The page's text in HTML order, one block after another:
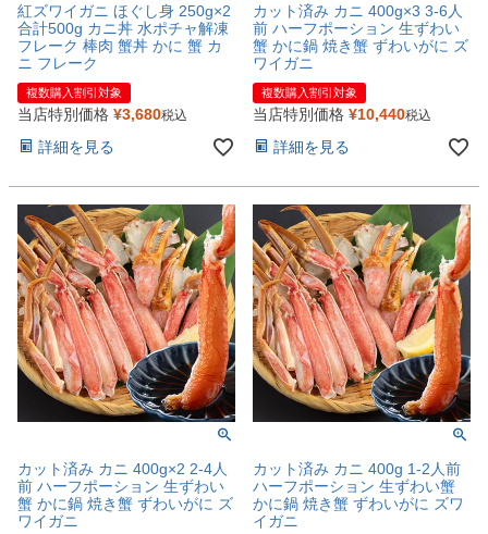
紅ズワイガニ ほぐし身 250g×2
合計500g カニ丼 水ポチャ解凍
フレーク 棒肉 蟹丼 かに 蟹 カ
ニ フレーク
複数購入割引対象
当店特別価格 ¥3,680税込
詳細を見る
カット済み カニ 400g×3 3-6人
前 ハーフポーション 生ずわい
蟹 かに鍋 焼き蟹 ずわいがに ズ
ワイガニ
複数購入割引対象
当店特別価格 ¥10,440税込
詳細を見る
カット済み カニ 400g×2 2-4人
前 ハーフポーション 生ずわい
蟹 かに鍋 焼き蟹 ずわいがに ズ
ワイガニ
カット済み カニ 400g 1-2人前
ハーフポーション 生ずわい蟹
かに鍋 焼き蟹 ずわいがに ズワ
イガニ